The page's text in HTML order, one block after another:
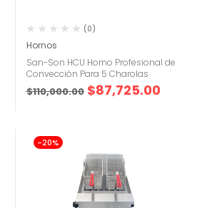
(0)
Hornos
San-Son HCU Horno Profesional de
Convección Para 5 Charolas
$110,000.00 $87,725.00
-20%